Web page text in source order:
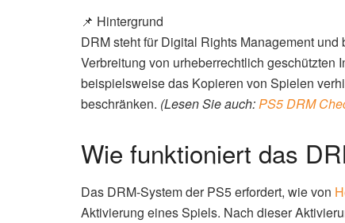
📌 Hintergrund
DRM steht für Digital Rights Management
Verbreitung von urheberrechtlich geschützten
beispielsweise das Kopieren von Spielen
beschränken. (Lesen Sie auch:PS5 DRM
Wie funktioniert das
Das DRM-System der PS5 erfordert, wie von
Aktivierung eines Spiels. Nach dieser